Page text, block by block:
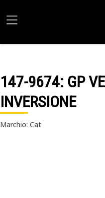
147-9674: GP
INVERSIONE
Marchio: Cat